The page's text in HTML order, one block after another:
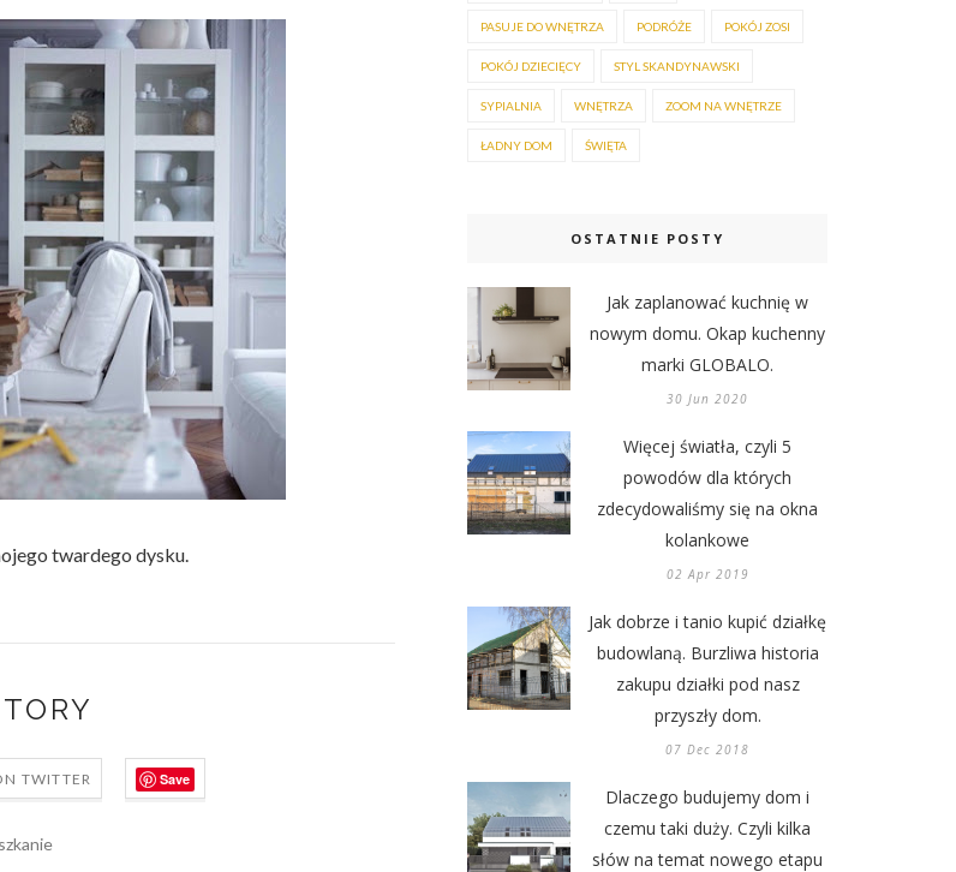
twardego dysku.
TWITTER Save
PASUJE DO WNĘTRZA PODRÓŻE POKÓJ ZOSI
POKÓJ DZIECIĘCY STYL SKANDYNAWSKI
SYPIALNIA WNĘTRZA ZOOM NA WNĘTRZE
ŁADNY DOM ŚWIĘTA
OSTATNIE POSTY
Jak zaplanować kuchnię w
nowym domu. Okap kuchenny
marki GLOBALO.
30 Jun 2020
Więcej światła, czyli 5
powodów dla których
zdecydowaliśmy się na okna
kolankowe
02 Apr 2019
Jak dobrze i tanio kupić działkę
budowlaną. Burzliwa historia
zakupu działki pod nasz
przyszły dom.
07 Dec 2018
Dlaczego budujemy dom i
czemu taki duży. Czyli kilka
słów na temat nowego etapu